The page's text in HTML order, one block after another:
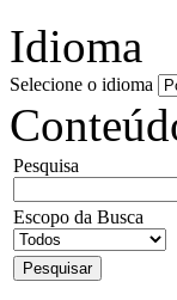
Idioma
Selecione o idioma
Pesquisa
Escopo da Busca